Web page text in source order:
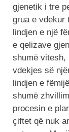
gjenetik i tre
grua e vdekur
lindjen e një
e qelizave
shumë vitesh,
vdekjes së
lindjen e
shumë
procesin e
çiftet që nuk